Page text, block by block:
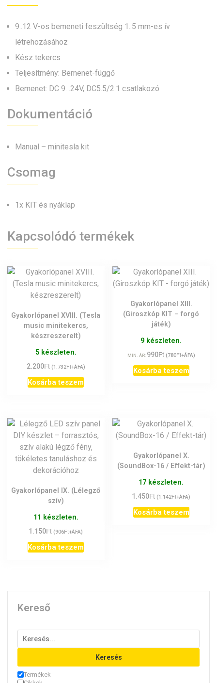
9..12 V-os bemeneti feszültség 1..5 mm-es ív
létrehozásához
Kész tekercs
Teljesítmény: Bemenet-függő
Bemenet: DC 9…24V, DC5.5/2.1 csatlakozó
Dokumentáció
Manual – minitesla kit
Csomag
1x KIT és nyáklap
Kapcsolódó termékek
Gyakorlópanel XVIII. (Tesla
music minitekercs,
készreszerelt)
5 készleten.
2.200Ft (1.732Ft+ÁFA)
Kosárba teszem
Gyakorlópanel XIII.
(Giroszkóp KIT – forgó
játék)
9 készleten.
MIN. ÁR: 990Ft (780Ft+ÁFA)
Kosárba teszem
Gyakorlópanel IX. (Lélegző
szív)
11 készleten.
1.150Ft (906Ft+ÁFA)
Kosárba teszem
Gyakorlópanel X.
(SoundBox-16 / Effekt-tár)
17 készleten.
1.450Ft (1.142Ft+ÁFA)
Kosárba teszem
Kereső
Keresés
Termékek